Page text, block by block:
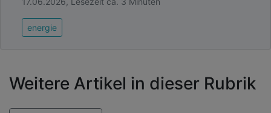
energie
Weitere Artikel in dieser Rubrik